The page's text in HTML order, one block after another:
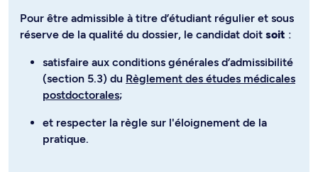
Pour être admissible à titre d’étudiant régulier et sous
réserve de la qualité du dossier, le candidat doit soit :
satisfaire aux conditions générales d’admissibilité
(section 5.3) du Règlement des études médicales
postdoctorales;
et respecter la règle sur l'éloignement de la
pratique.